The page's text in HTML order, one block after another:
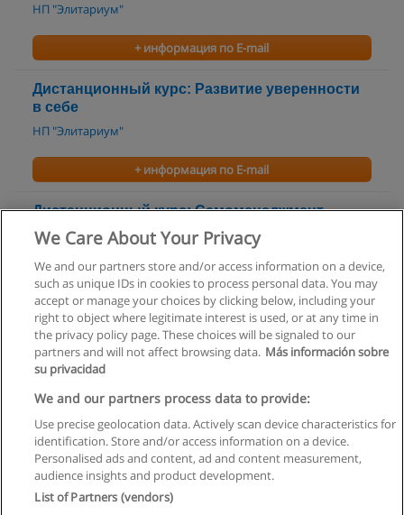
НП "Элитариум"
+ информация по E-mail
Дистанционный курс: Развитие уверенности
в себе
НП "Элитариум"
+ информация по E-mail
Дистанционный курс: Самоменеджмент.
Управление карьерой
+ информация по E-mail
Правила пользования
Конфиденциальность информации
Напишите Educaedu
Copyright © Educaedu Business S.L. - CIF : B-95610580: -
We Care About Your Privacy
We and our partners store and/or access information on a device,
such as unique IDs in cookies to process personal data. You may
accept or manage your choices by clicking below, including your
right to object where legitimate interest is used, or at any time in
the privacy policy page. These choices will be signaled to our
partners and will not affect browsing data. Más información sobre
su privacidad
We and our partners process data to provide:
Use precise geolocation data. Actively scan device characteristics for
identification. Store and/or access information on a device.
Personalised ads and content, ad and content measurement,
audience insights and product development.
List of Partners (vendors)